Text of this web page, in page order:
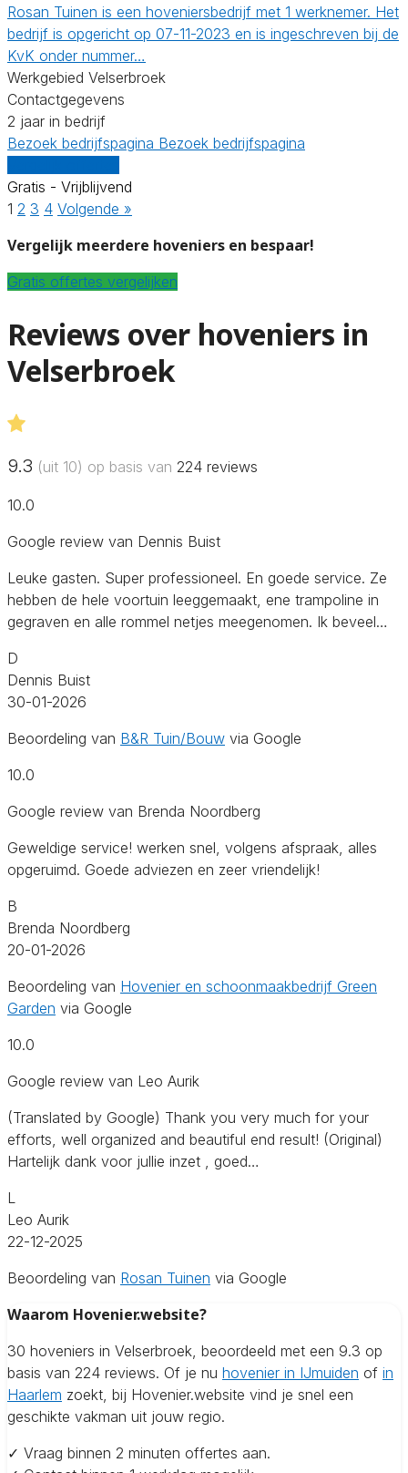
Rosan Tuinen is een hoveniersbedrijf met 1 werknemer. Het
bedrijf is opgericht op 07-11-2023 en is ingeschreven bij de
KvK onder nummer…
Werkgebied Velserbroek
Contactgegevens
2 jaar in bedrijf
Bezoek bedrijfspagina Bezoek bedrijfspagina
Gratis - Vrijblijvend
1 2 3 4 Volgende »
Vergelijk meerdere hoveniers en bespaar!
Gratis offertes vergelijken
Reviews over hoveniers in
Velserbroek
9.3 (uit 10) op basis van 224 reviews
10.0
Google review van Dennis Buist
Leuke gasten. Super professioneel. En goede service. Ze
hebben de hele voortuin leeggemaakt, ene trampoline in
gegraven en alle rommel netjes meegenomen. Ik beveel…
D
Dennis Buist
30-01-2026
Beoordeling van B&R Tuin/Bouw via Google
10.0
Google review van Brenda Noordberg
Geweldige service! werken snel, volgens afspraak, alles
opgeruimd. Goede adviezen en zeer vriendelijk!
B
Brenda Noordberg
20-01-2026
Beoordeling van Hovenier en schoonmaakbedrijf Green
Garden via Google
10.0
Google review van Leo Aurik
(Translated by Google) Thank you very much for your
efforts, well organized and beautiful end result! (Original)
Hartelijk dank voor jullie inzet , goed…
L
Leo Aurik
22-12-2025
Beoordeling van Rosan Tuinen via Google
Waarom Hovenier.website?
30 hoveniers in Velserbroek, beoordeeld met een 9.3 op
basis van 224 reviews. Of je nu hovenier in IJmuiden of in
Haarlem zoekt, bij Hovenier.website vind je snel een
geschikte vakman uit jouw regio.
✓ Vraag binnen 2 minuten offertes aan.